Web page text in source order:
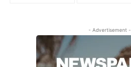
- Advertisement -